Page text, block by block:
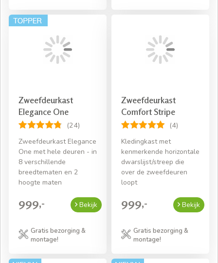
Zweefdeurkast
Elegance One
(24)
Zweefdeurkast Elegance
One met hele deuren - in
8 verschillende
breedtematen en 2
hoogte maten
999,- Bekijk
Gratis bezorging &
montage!
Zweefdeurkast
Comfort Stripe
(4)
Kledingkast met
kenmerkende horizontale
dwarslijst/streep die
over de zweefdeuren
loopt
999,- Bekijk
Gratis bezorging &
montage!